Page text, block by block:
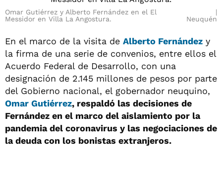
Omar Gutiérrez y Alberto Fernández en el El
Messidor en Villa La Angostura.
Neuquén
En el marco de la visita de Alberto Fernández y
la firma de una serie de convenios, entre ellos el
Acuerdo Federal de Desarrollo, con una
designación de 2.145 millones de pesos por parte
del Gobierno nacional, el gobernador neuquino,
Omar Gutiérrez, respaldó las decisiones de
Fernández en el marco del aislamiento por la
pandemia del coronavirus y las negociaciones de
la deuda con los bonistas extranjeros.